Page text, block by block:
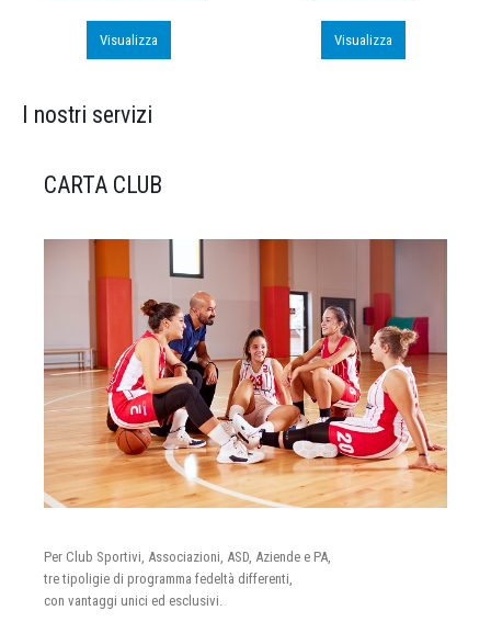
Visualizza Visualizza
I nostri servizi
CARTA CLUB
Per Club Sportivi, Associazioni, ASD, Aziende e PA,
tre tipoligie di programma fedeltà differenti,
con vantaggi unici ed esclusivi.